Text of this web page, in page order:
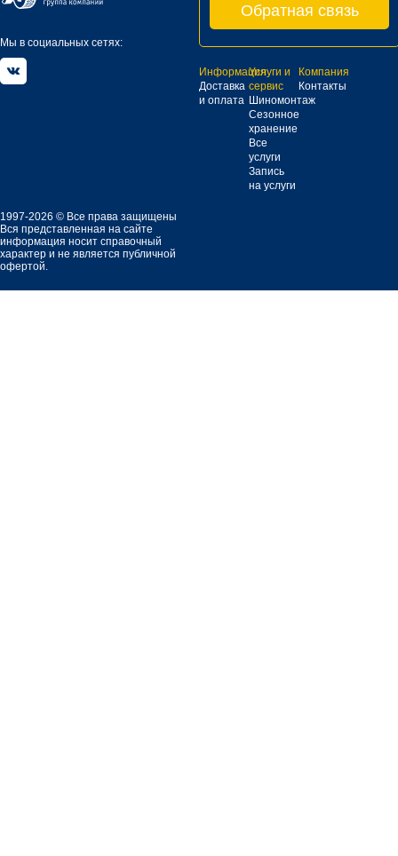
Мы в социальных сетях:
Обратная связь
Информация
Доставка
и оплата
Услуги и
сервис
Шиномонтаж
Сезонное
хранение
Все
услуги
Запись
на услуги
Компания
Контакты
1997-2026 © Все права защищены
Вся представленная на сайте
информация носит справочный
характер и не является публичной
офертой.